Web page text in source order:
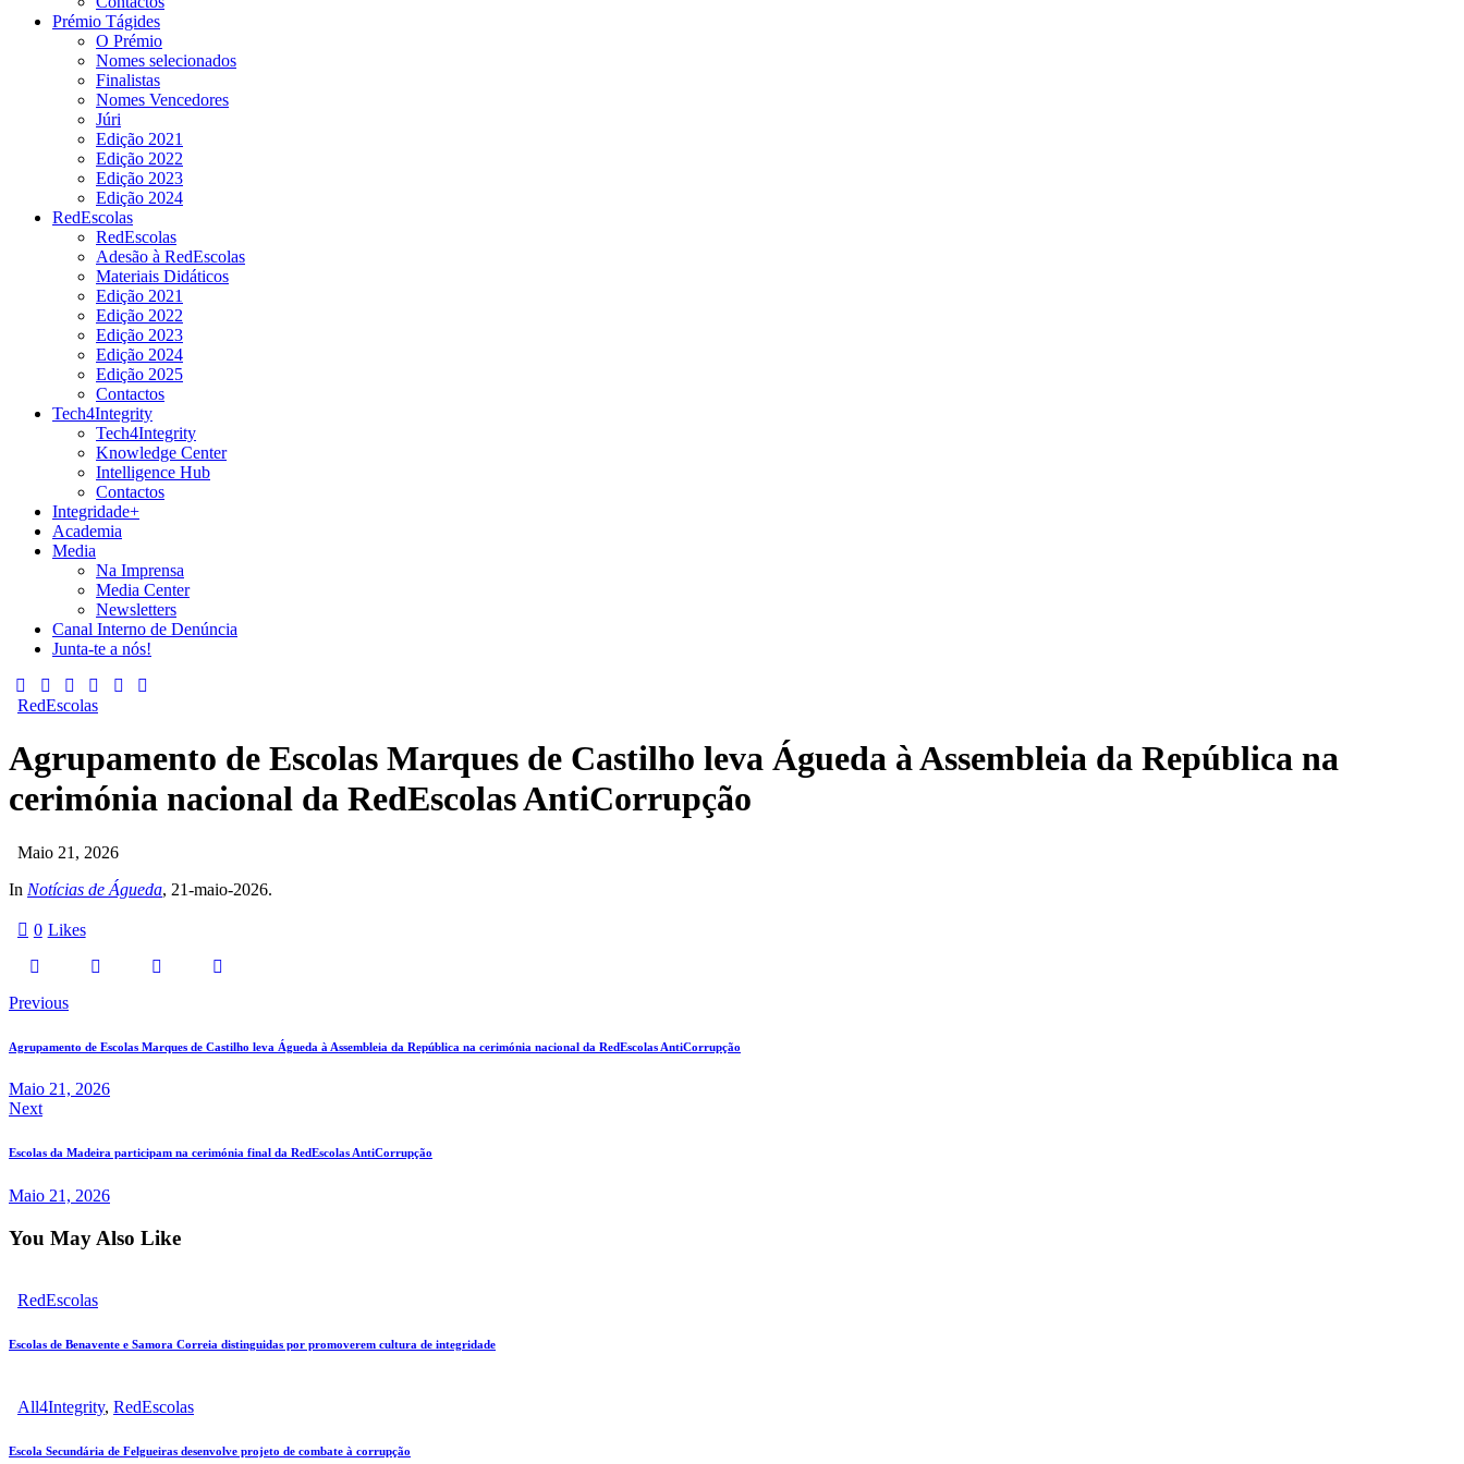
Prémio Tágides
O Prémio
Nomes selecionados
Finalistas
Nomes Vencedores
Júri
Edição 2021
Edição 2022
Edição 2023
Edição 2024
RedEscolas
RedEscolas
Adesão à RedEscolas
Materiais Didáticos
Edição 2021
Edição 2022
Edição 2023
Edição 2024
Edição 2025
Contactos
Tech4Integrity
Tech4Integrity
Knowledge Center
Intelligence Hub
Contactos
Integridade+
Academia
Media
Na Imprensa
Media Center
Newsletters
Canal Interno de Denúncia
Junta-te a nós!
RedEscolas
Agrupamento de Escolas Marques de Castilho leva Águeda à Assembleia da República na
cerimónia nacional da RedEscolas AntiCorrupção
Maio 21, 2026
In Notícias de Águeda, 21-maio-2026.
0 Likes
Previous
Agrupamento de Escolas Marques de Castilho leva Águeda à Assembleia da República na cerimónia nacional da RedEscolas AntiCorrupção
Maio 21, 2026
Next
Escolas da Madeira participam na cerimónia final da RedEscolas AntiCorrupção
Maio 21, 2026
You May Also Like
RedEscolas
Escolas de Benavente e Samora Correia distinguidas por promoverem cultura de integridade
All4Integrity, RedEscolas
Escola Secundária de Felgueiras desenvolve projeto de combate à corrupção